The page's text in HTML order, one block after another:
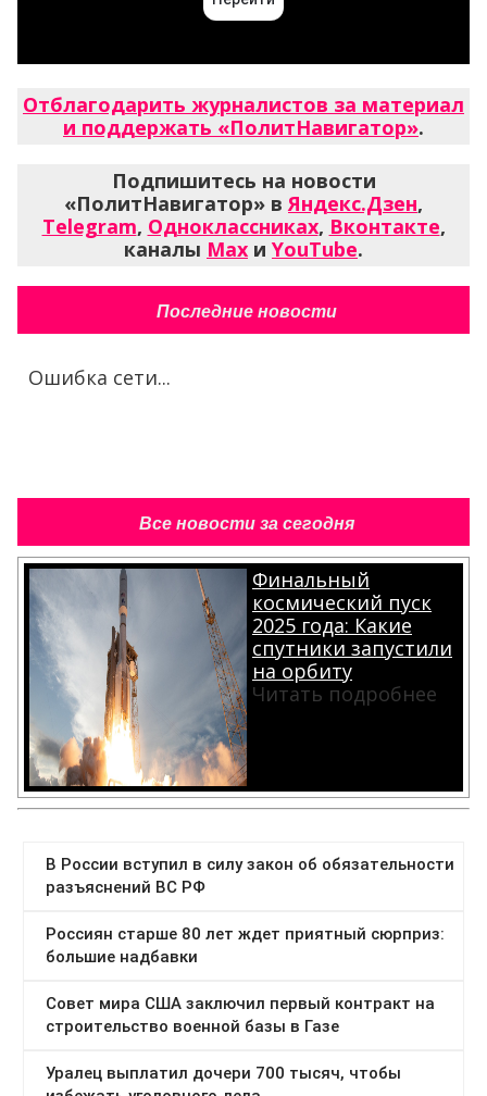
Отблагодарить журналистов за материал
и поддержать «ПолитНавигатор».
Подпишитесь на новости
«ПолитНавигатор» вЯндекс.Дзен,
Telegram, Одноклассниках, Вконтакте,
каналы Max и YouTube.
Последние новости
Ошибка сети...
Все новости за сегодня
Финальный
космический пуск
2025 года: Какие
спутники запустили
на орбиту
Читать подробнее